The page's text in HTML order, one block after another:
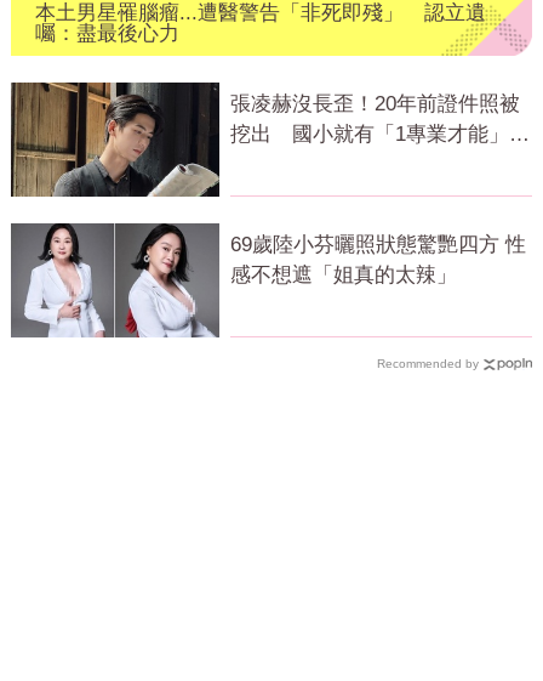
本土男星罹腦瘤...遭醫警告「非死即殘」 認立遺
囑：盡最後心力
張凌赫沒長歪！20年前證件照被
挖出 國小就有「1專業才能」震
69歲陸小芬曬照狀態驚艷四方 性
感不想遮「姐真的太辣」
Recommended by